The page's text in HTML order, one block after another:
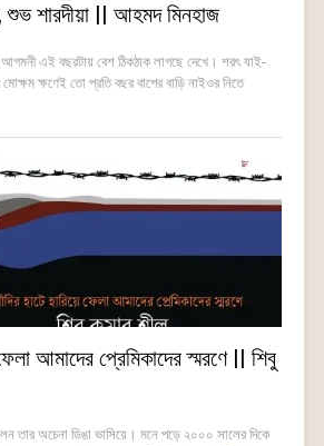
শুভ শারদীয়া || আহমদ মিনহাজ
আগমনী এই বছরটায় বেশ ঠিকঠাক লাগছে দেখে। শরৎ যাই-
ক্ষণেই তো প্রতি বছর বাপের বাড়ি নাইওর নিতে
ফেলা আমাদের প্রেমিকাদের স্মরণে || শিবু
তার অচেনা ডিঙা ভাসিয়ে। মনে পড়ে ২০০০ সালের দিকে